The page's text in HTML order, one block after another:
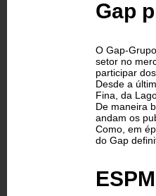
Gap
O Gap-
setor no
participar
Desde a
Fina, da
De maneira
andam os
Como, em
do Gap